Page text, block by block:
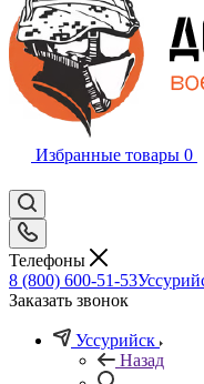
Избранные товары 0
Телефоны
8 (800) 600-51-53
Заказать звонок
Уссурийск
Назад